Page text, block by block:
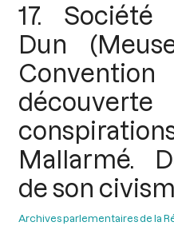
17.
Dun
Mallarmé.
de son
Archives parlementaires de la